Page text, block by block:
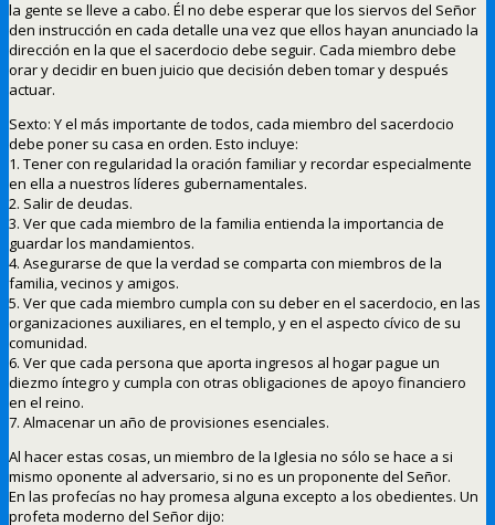
la gente se lleve a cabo. Él no debe esperar que los siervos del Señor
den instrucción en cada detalle una vez que ellos hayan anunciado la
dirección en la que el sacerdocio debe seguir. Cada miembro debe
orar y decidir en buen juicio que decisión deben tomar y después
actuar.
Sexto: Y el más importante de todos, cada miembro del sacerdocio
debe poner su casa en orden. Esto incluye:
1. Tener con regularidad la oración familiar y recordar especialmente
en ella a nuestros líderes gubernamentales.
2. Salir de deudas.
3. Ver que cada miembro de la familia entienda la importancia de
guardar los mandamientos.
4. Asegurarse de que la verdad se comparta con miembros de la
familia, vecinos y amigos.
5. Ver que cada miembro cumpla con su deber en el sacerdocio, en las
organizaciones auxiliares, en el templo, y en el aspecto cívico de su
comunidad.
6. Ver que cada persona que aporta ingresos al hogar pague un
diezmo íntegro y cumpla con otras obligaciones de apoyo financiero
en el reino.
7. Almacenar un año de provisiones esenciales.
Al hacer estas cosas, un miembro de la Iglesia no sólo se hace a si
mismo oponente al adversario, si no es un proponente del Señor.
En las profecías no hay promesa alguna excepto a los obedientes. Un
profeta moderno del Señor dijo: